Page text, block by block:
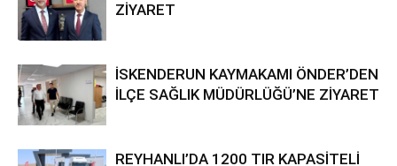
ZİYARET
İSKENDERUN KAYMAKAMI ÖNDER’DEN
İLÇE SAĞLIK MÜDÜRLÜĞÜ’NE ZİYARET
REYHANLI’DA 1200 TIR KAPASİTELİ